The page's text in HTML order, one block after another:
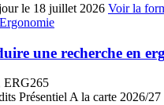
le 18 juillet 2026 Voir la
Ergonomie
une recherche en
ERG265
Présentiel A la carte 2026/27